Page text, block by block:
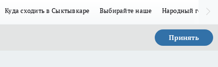
Куда сходить в Сыктывкаре Выбирайте наше Народный герой
Принять